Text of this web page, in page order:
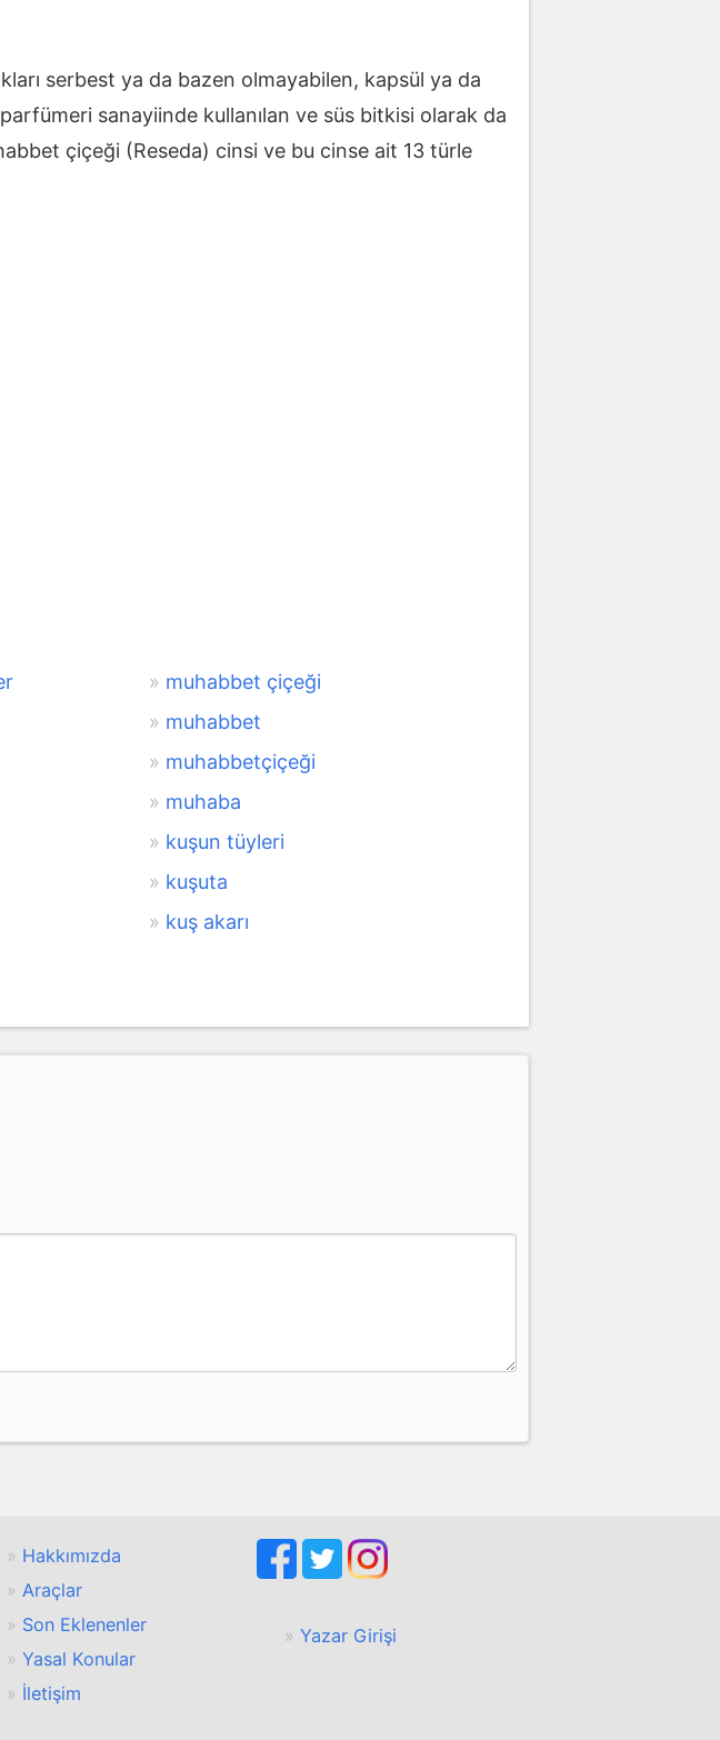
serbest ya da bazen olmayabilen, kapsül ya da
sanayiinde kullanılan ve süs bitkisi olarak da
çiçeği (Reseda) cinsi ve bu cinse ait 13 türle
muhabbet çiçeği
muhabbet
muhabbetçiçeği
muhaba
kuşun tüyleri
kuşuta
kuş akarı
Hakkımızda
Araçlar
Son Eklenenler
Yasal Konular
İletişim
Yazar Girişi